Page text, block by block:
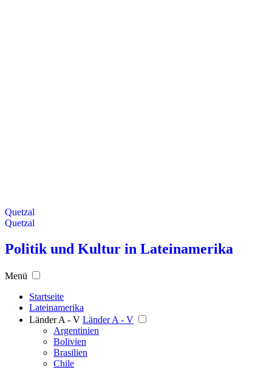
Quetzal
Quetzal
Politik und Kultur in Lateinamerika
Menü
Startseite
Lateinamerika
Länder A - V Länder A - V
Argentinien
Bolivien
Brasilien
Chile